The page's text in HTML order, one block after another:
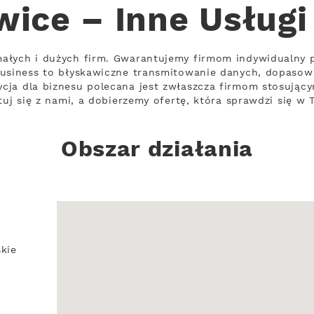
– Inne Usługi
i dużych firm. Gwarantujemy firmom indywidualny
to błyskawiczne transmitowanie danych,
dla biznesu polecana jest zwłaszcza firmom
się z nami, a dobierzemy ofertę, która sprawdzi się w
Obszar działania